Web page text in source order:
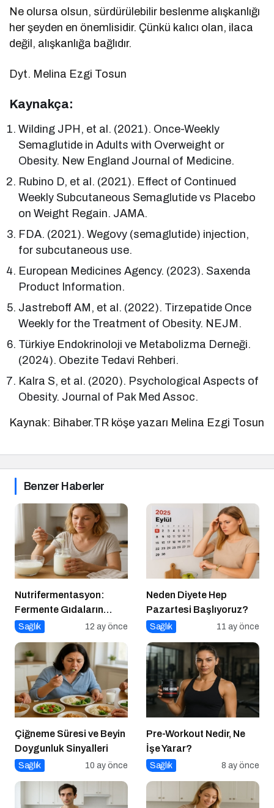
Ne olursa olsun, sürdürülebilir beslenme alışkanlığı
her şeyden en önemlisidir. Çünkü kalıcı olan, ilaca
değil, alışkanlığa bağlıdır.
Dyt. Melina Ezgi Tosun
Kaynakça:
Wilding JPH, et al. (2021). Once-Weekly
Semaglutide in Adults with Overweight or
Obesity. New England Journal of Medicine.
Rubino D, et al. (2021). Effect of Continued
Weekly Subcutaneous Semaglutide vs Placebo
on Weight Regain. JAMA.
FDA. (2021). Wegovy (semaglutide) injection,
for subcutaneous use.
European Medicines Agency. (2023). Saxenda
Product Information.
Jastreboff AM, et al. (2022). Tirzepatide Once
Weekly for the Treatment of Obesity. NEJM.
Türkiye Endokrinoloji ve Metabolizma Derneği.
(2024). Obezite Tedavi Rehberi.
Kalra S, et al. (2020). Psychological Aspects of
Obesity. Journal of Pak Med Assoc.
Kaynak: Bihaber.TR köşe yazarı Melina Ezgi Tosun
Benzer Haberler
Nutrifermentasyon:
Fermente Gıdaların
Beslenmedeki Yeri ve
Sağlık 12 ay önce
Neden Diyete Hep
Pazartesi Başlıyoruz?
Sağlık 11 ay önce
Çiğneme Süresi ve Beyin
Doygunluk Sinyalleri
Sağlık 10 ay önce
Pre-Workout Nedir, Ne
İşe Yarar?
Sağlık 8 ay önce